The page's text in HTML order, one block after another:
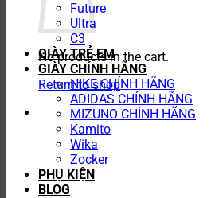
No products in the cart.
Return to shop
Future
Ultra
C3
GIÀY TRẺ EM
GIÀY CHÍNH HÃNG
NIKE CHÍNH HÃNG
ADIDAS CHÍNH HÃNG
MIZUNO CHÍNH HÃNG
Kamito
Wika
Zocker
PHỤ KIỆN
BLOG